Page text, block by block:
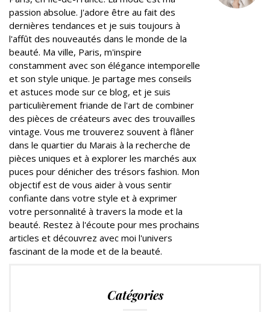
passion absolue. J'adore être au fait des
dernières tendances et je suis toujours à
l'affût des nouveautés dans le monde de la
beauté. Ma ville, Paris, m'inspire
constamment avec son élégance intemporelle
et son style unique. Je partage mes conseils
et astuces mode sur ce blog, et je suis
particulièrement friande de l'art de combiner
des pièces de créateurs avec des trouvailles
vintage. Vous me trouverez souvent à flâner
dans le quartier du Marais à la recherche de
pièces uniques et à explorer les marchés aux
puces pour dénicher des trésors fashion. Mon
objectif est de vous aider à vous sentir
confiante dans votre style et à exprimer
votre personnalité à travers la mode et la
beauté. Restez à l'écoute pour mes prochains
articles et découvrez avec moi l'univers
fascinant de la mode et de la beauté.
Catégories